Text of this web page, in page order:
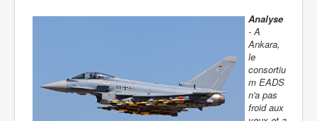
Analyse
- A
Ankara,
le
consortiu
m EADS
n'a pas
froid aux